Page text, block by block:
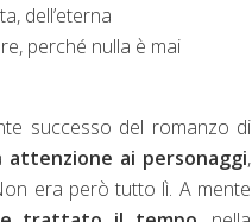
dell’eterna
perché nulla è mai
successo del romanzo di
attenzione ai personaggi,
era però tutto lì. A mente